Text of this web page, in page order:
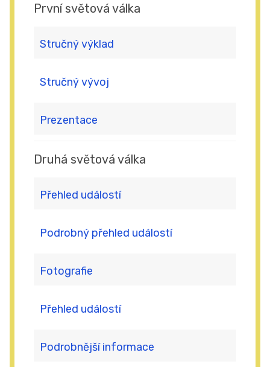
První světová válka
Stručný výklad
Stručný vývoj
Prezentace
Druhá světová válka
Přehled událostí
Podrobný přehled událostí
Fotografie
Přehled událostí
Podrobnější informace